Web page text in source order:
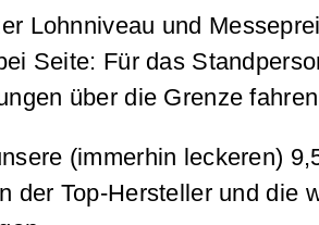
Lohnniveau und
Seite: Für das
über die Grenze
(immerhin leckeren)
der Top-Hersteller und